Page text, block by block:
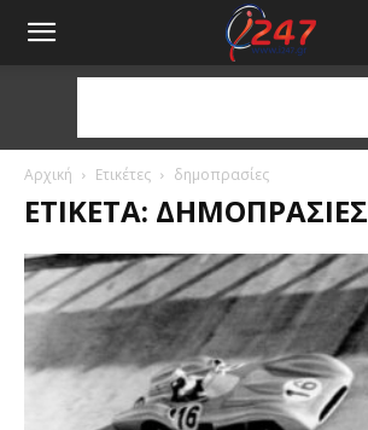
Αρχική Ετικέτες δημοπρασίες
ΕΤΙΚΈΤΑ: ΔΗΜΟΠΡΑΣΊΕΣ